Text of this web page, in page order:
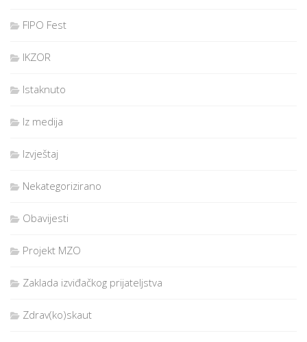
FIPO Fest
IKZOR
Istaknuto
Iz medija
Izvještaj
Nekategorizirano
Obavijesti
Projekt MZO
Zaklada izviđačkog prijateljstva
Zdrav(ko)skaut